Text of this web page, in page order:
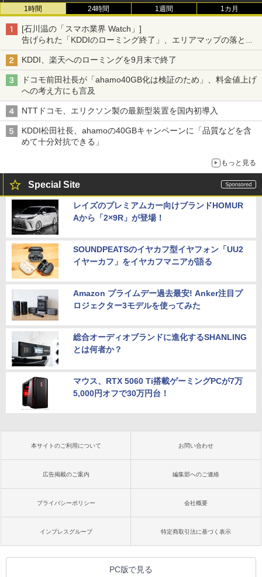
1時間 24時間 1週間 1カ月
[石川温の「スマホ業界 Watch」]
告げられた「KDDIのローミング終了」、エリアマップの落とし
穴と楽天モバイルの課題
KDDI、楽天へのローミングを9月末で終了
ドコモ前田社長が「ahamo40GB化は検証のため」、料金値上げ
への考え方にも言及
NTTドコモ、エリクソン製の最新型装置を国内初導入
KDDI松田社長、ahamoの40GBキャンペーンに「品質などを含
めて十分対抗できる」
もっと見る
Special Site
レイズのプレミアムカー向けブランドHOMUR
Aから「2×9R」が登場！
SOUNDPEATSのイヤカフ型イヤフォン「UU2
イヤーカフ」をイヤカフマニアが語る
Amazon プライムデー過去最安! Anker注目プ
ロジェクター3モデルを使ってみた
総合オーディオブランドに進化するSHANLING
とは何者か？
マウス、RTX 5060 Ti搭載ゲーミングPCが7万
5,000円オフで30万円台！
本サイトのご利用について お問い合わせ
広告掲載のご案内 編集部へのご連絡
プライバシーポリシー 会社概要
インプレスグループ 特定商取引法に基づく表示
PC版で見る